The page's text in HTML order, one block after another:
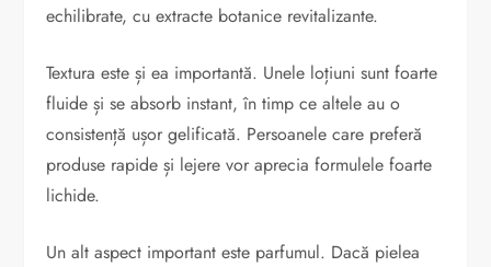
echilibrate, cu extracte botanice revitalizante.
Textura este și ea importantă. Unele loțiuni sunt foarte
fluide și se absorb instant, în timp ce altele au o
consistență ușor gelificată. Persoanele care preferă
produse rapide și lejere vor aprecia formulele foarte
lichide.
Un alt aspect important este parfumul. Dacă pielea